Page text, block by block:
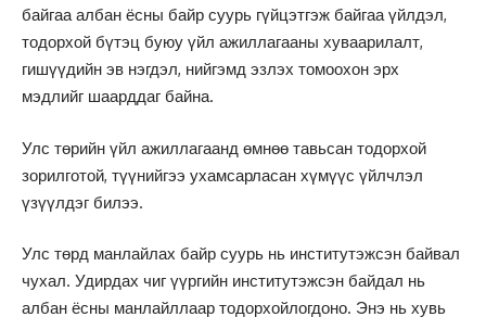
байгаа албан ёсны байр суурь гүйцэтгэж байгаа үйлдэл,
тодорхой бүтэц буюу үйл ажиллагааны хуваарилалт,
гишүүдийн эв нэгдэл, нийгэмд эзлэх томоохон эрх
мэдлийг шаарддаг байна.
Улс төрийн үйл ажиллагаанд өмнөө тавьсан тодорхой
зорилготой, түүнийгээ ухамсарласан хүмүүс үйлчлэл
үзүүлдэг билээ.
Улс төрд манлайлах байр суурь нь институтэжсэн байвал
чухал. Удирдах чиг үүргийн институтэжсэн байдал нь
албан ёсны манлайллаар тодорхойлогдоно. Энэ нь хувь